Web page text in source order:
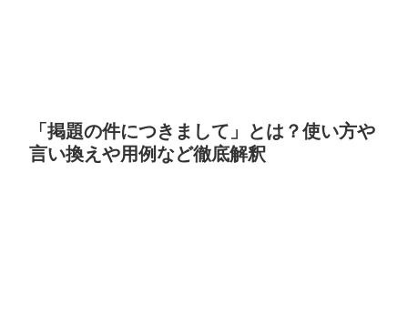
「掲題の件につきまして」とは？使い方や
言い換えや用例など徹底解釈